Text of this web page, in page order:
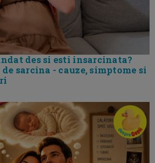
des si esti insarcinata?
sarcina - cauze, simptome si